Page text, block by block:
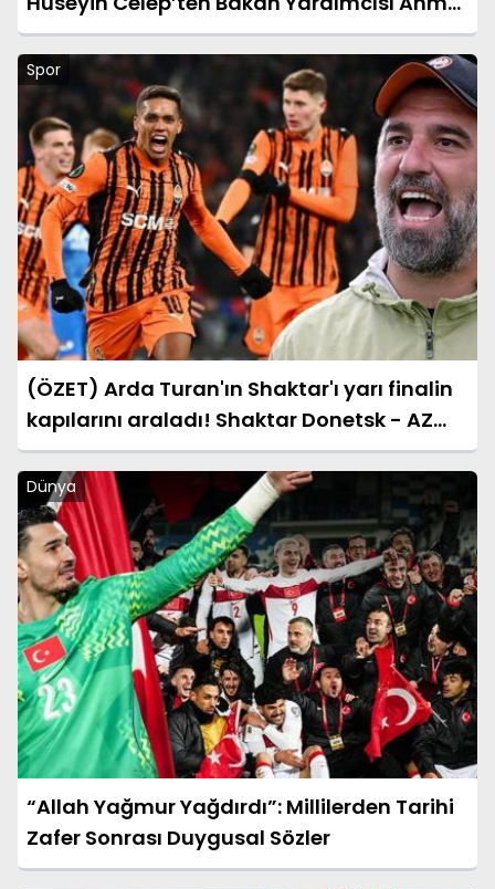
Aydın’a Ziyaret
Spor
(ÖZET) Arda Turan'ın Shaktar'ı yarı finalin
kapılarını araladı! Shaktar Donetsk - AZ
Alkmaar maçı sonucu: 3-0 (UEFA
Konferans Ligi)
Dünya
“Allah Yağmur Yağdırdı”: Millilerden Tarihi
Zafer Sonrası Duygusal Sözler